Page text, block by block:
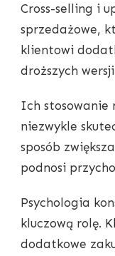
Cross-selling i
sprzedażowe,
klientowi
droższych
Ich stosowanie
niezwykle
sposób
podnosi
Psychologia
kluczową rolę.
dodatkowe